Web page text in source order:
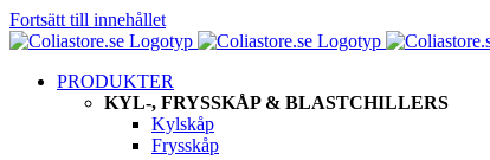
Fortsätt till innehållet
PRODUKTER
KYL-, FRYSSKÅP & BLASTCHILLERS
Kylskåp
Frysskåp